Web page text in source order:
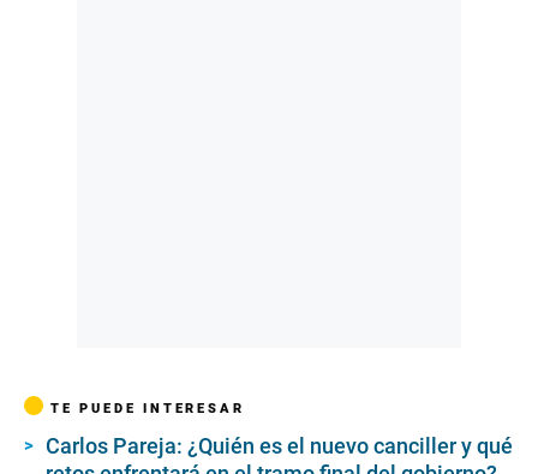
TE PUEDE INTERESAR
Carlos Pareja: ¿Quién es el nuevo canciller y qué